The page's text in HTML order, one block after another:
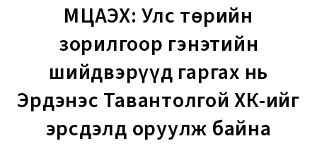
МҮЦАЭХ: Улс төрийн
зорилгоор гэнэтийн
шийдвэрүүд гаргах нь
Эрдэнэс Тавантолгой ХК-ийг
эрсдэлд оруулж байна